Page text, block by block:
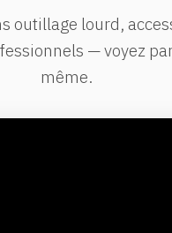
outillage lourd,
— voyez
même.